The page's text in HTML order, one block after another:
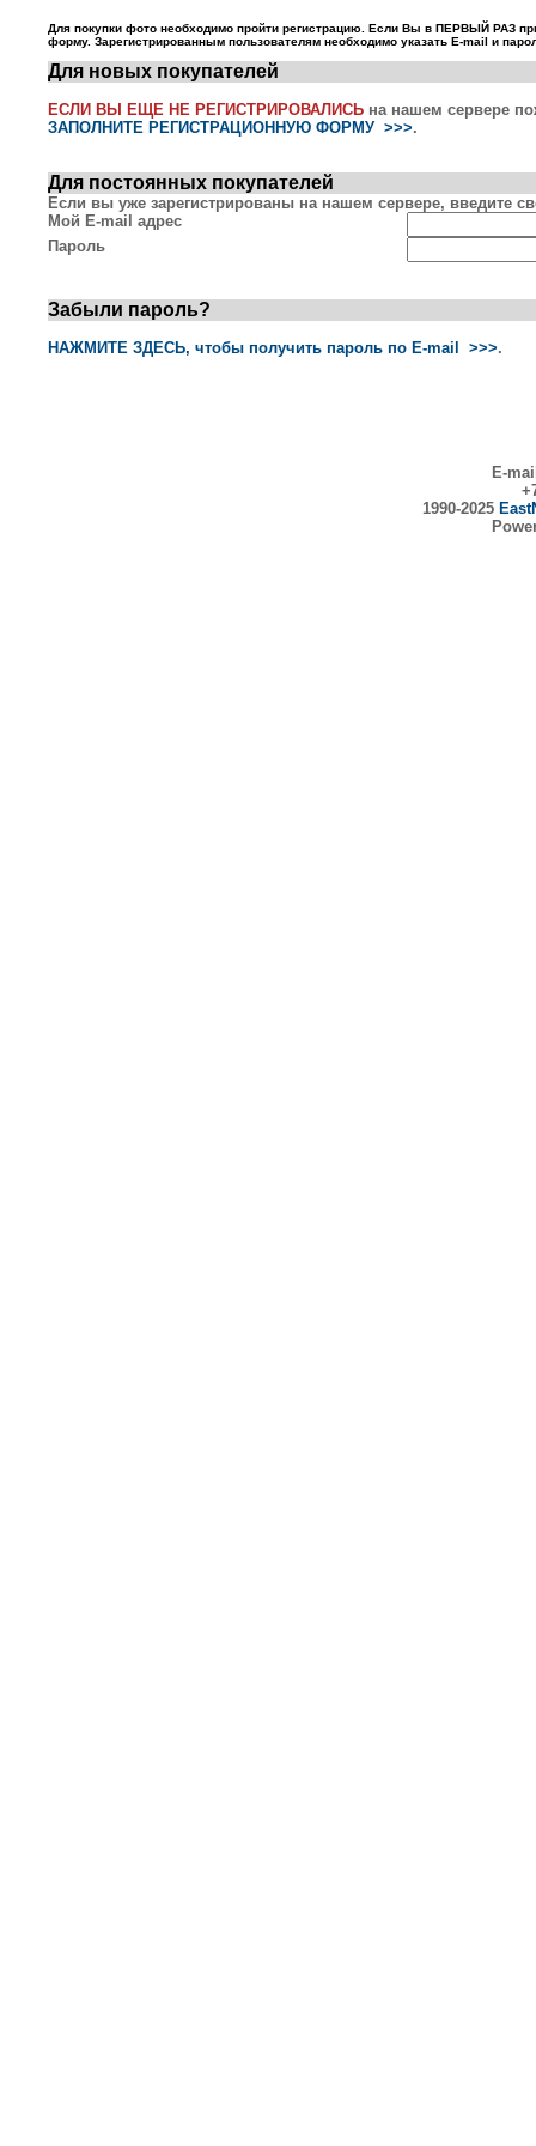
Для покупки фото необходимо пройти регистрацию. Если Вы в ПЕРВЫЙ РАЗ
форму. Зарегистрированным пользователям необходимо указать E-mail и
Для новых покупателей
ЕСЛИ ВЫ ЕЩЕ НЕ РЕГИСТРИРОВАЛИСЬ на нашем сервере
ЗАПОЛНИТЕ РЕГИСТРАЦИОННУЮ ФОРМУ >>>.
Для постоянных покупателей
Если вы уже зарегистрированы на нашем сервере, введите
Мой E-mail адрес
Пароль
Забыли пароль?
НАЖМИТЕ ЗДЕСЬ, чтобы получить пароль по E-mail >>>.
E-
1990-2025